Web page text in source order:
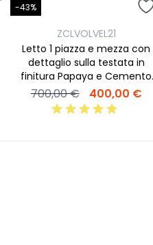
-43%
ZCLVOLVEL21
Letto 1 piazza e mezza con
dettaglio sulla testata in
finitura Papaya e Cemento
artico
700,00 € 400,00 €